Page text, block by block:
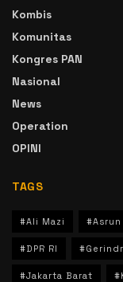
Kombis
Komunitas
Kongres PAN
Nasional
News
Operation
OPINI
TAGS
#Ali Mazi #Asrun
#DPR RI
#Jakarta Barat